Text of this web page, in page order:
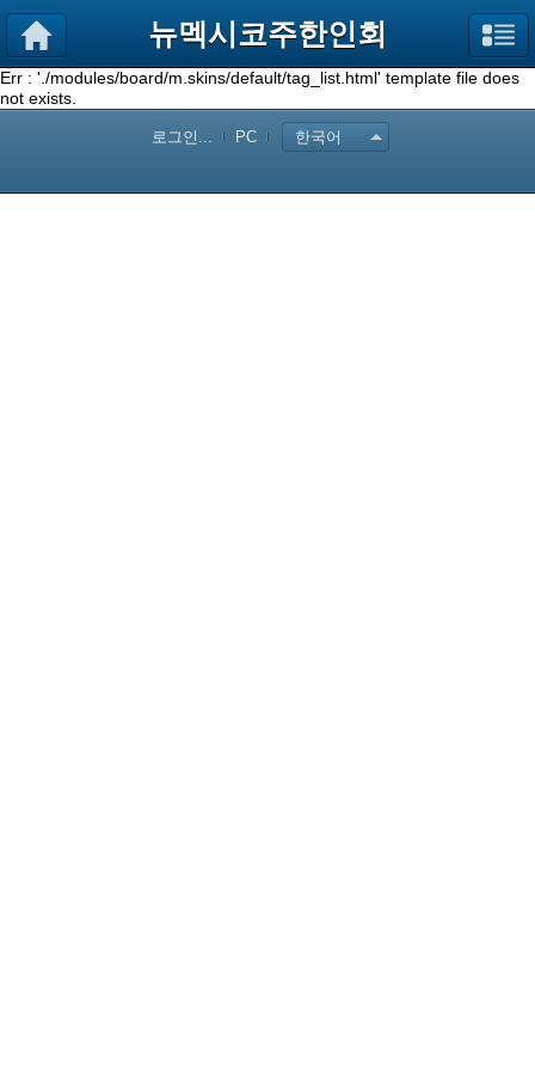
뉴멕시코주한인회
Err : './modules/board/m.skins/default/tag_list.html' template file does
not exists.
로그인... PC 한국어